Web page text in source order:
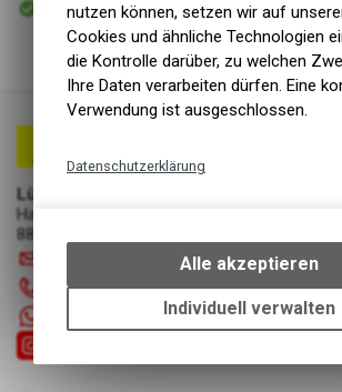
Abholung Lüscher Motor- & Bike World
Lüscher Motor- & Bike World
Hauptstrasse 29a
8867 Niederurnen
055 610 31 31
nutzen können, setzen wir auf
Cookies und ähnliche Technologien
die Kontrolle darüber, zu welchen
Ihre Daten verarbeiten dürfen. Eine
Verwendung ist ausgeschlossen.
Datenschutzerklärung
bestimmte
Einstellungen auf
um die grundlegenden
Funktionen unseres
Alle akzeptieren
Individuell verwalten